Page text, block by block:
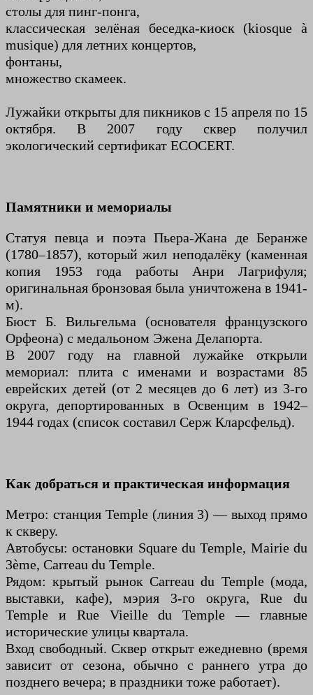
столы для пинг-понга,
классическая зелёная беседка-киоск (kiosque à
musique) для летних концертов,
фонтаны,
множество скамеек.
Лужайки открыты для пикников с 15 апреля по 15
октября. В 2007 году сквер получил
экологический сертификат ECOCERT.
Памятники и мемориалы
Статуя певца и поэта Пьера-Жана де Беранже
(1780–1857), который жил неподалёку (каменная
копия 1953 года работы Анри Лагрифуля;
оригинальная бронзовая была уничтожена в 1941-
м).
Бюст Б. Вильгельма (основателя французского
Орфеона) с медальоном Эжена Делапорта.
В 2007 году на главной лужайке открыли
мемориал: плита с именами и возрастами 85
еврейских детей (от 2 месяцев до 6 лет) из 3-го
округа, депортированных в Освенцим в 1942–
1944 годах (список составил Серж Кларсфельд).
Как добраться и практическая информация
Метро: станция Temple (линия 3) — выход прямо
к скверу.
Автобусы: остановки Square du Temple, Mairie du
3ème, Carreau du Temple.
Рядом: крытый рынок Carreau du Temple (мода,
выставки, кафе), мэрия 3-го округа, Rue du
Temple и Rue Vieille du Temple — главные
исторические улицы квартала.
Вход свободный. Сквер открыт ежедневно (время
зависит от сезона, обычно с раннего утра до
позднего вечера; в праздники тоже работает).